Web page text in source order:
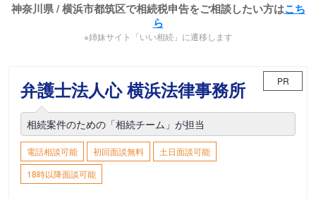
神奈川県 / 横浜市都筑区で相続税申告をご相談したい方はこち
ら
※姉妹サイト「いい相続」に遷移します
弁護士法人心 横浜法律事務所 PR
相続案件のための「相続チーム」が担当
電話相談可能 初回面談無料
土日面談可能
18時以降面談可能